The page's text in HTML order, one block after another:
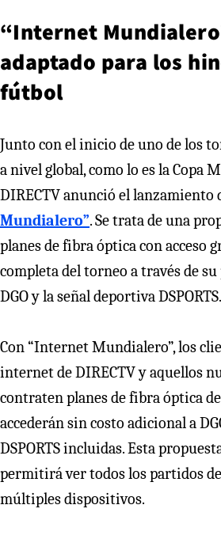
“Internet
adaptado para los
fútbol
Junto con el inicio de uno de los
a nivel global, como lo es la Copa
DIRECTV anunció el lanzamiento
Mundialero”. Se trata de una
planes de fibra óptica con acceso
completa del torneo a través de
DGO y la señal deportiva DSPORTS.
Con “Internet Mundialero”, los
internet de DIRECTV y aquellos
contraten planes de fibra óptica
accederán sin costo adicional a
DSPORTS incluidas. Esta
permitirá ver todos los partidos
múltiples dispositivos.